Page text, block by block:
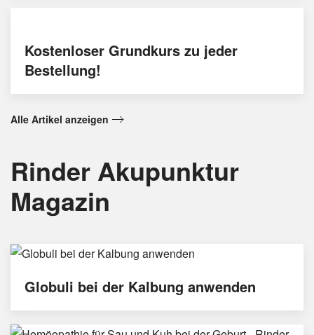
Kostenloser Grundkurs zu jeder
Bestellung!
Alle Artikel anzeigen
Rinder Akupunktur
Magazin
Globuli bei der Kalbung anwenden